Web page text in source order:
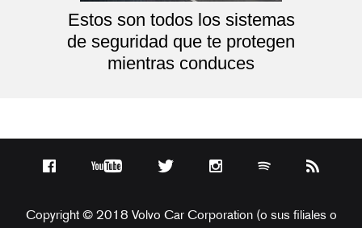
Estos son todos los sistemas
de seguridad que te protegen
mientras conduces
Copyright © 2018 Volvo Car Corporation (o sus filiales o